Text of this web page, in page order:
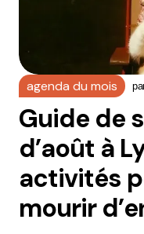
agenda du mois
Guide de
d’août à
activités
mourir